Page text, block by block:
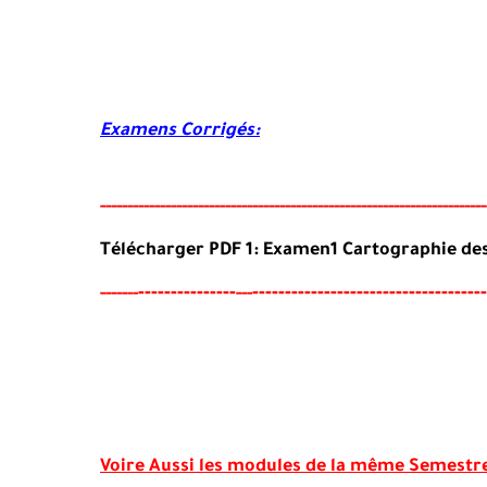
Examens Corrigés:
------------------------------------------------------------------
Télécharger PDF 1: Examen1 Cartographie
-------------------------
Voire Aussi les modules de la même